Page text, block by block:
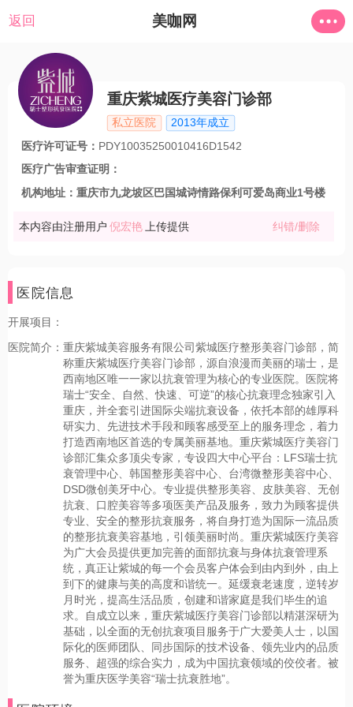
返回 美咖网
重庆紫城医疗美容门诊部
私立医院
2013年成立
医疗许可证号： PDY10035250010416D1542
医疗广告审查证明：
机构地址：重庆市九龙坡区巴国城诗情路保利可爱岛商业1号楼
本内容由注册用户 倪宏艳上传提供 纠错/删除
医院信息
开展项目：
医院简介： 重庆紫城美容服务有限公司紫城医疗整形美容门诊部，简
称重庆紫城医疗美容门诊部，源自浪漫而美丽的瑞士，是
西南地区唯一一家以抗衰管理为核心的专业医院。医院将
瑞士“安全、自然、快速、可逆”的核心抗衰理念独家引入
重庆，并全套引进国际尖端抗衰设备，依托本部的雄厚科
研实力、先进技术手段和顾客感受至上的服务理念，着力
打造西南地区首选的专属美丽基地。重庆紫城医疗美容门
诊部汇集众多顶尖专家，专设四大中心平台：LFS瑞士抗
衰管理中心、韩国整形美容中心、台湾微整形美容中心、
DSD微创美牙中心。专业提供整形美容、皮肤美容、无创
抗衰、口腔美容等多项医美产品及服务，致力为顾客提供
专业、安全的整形抗衰服务，将自身打造为国际一流品质
的整形抗衰美容基地，引领美丽时尚。重庆紫城医疗美容
为广大会员提供更加完善的面部抗衰与身体抗衰管理系
统，真正让紫城的每一个会员客户体会到由内到外，由上
到下的健康与美的高度和谐统一。延缓衰老速度，逆转岁
月时光，提高生活品质，创建和谐家庭是我们毕生的追
求。自成立以来，重庆紫城医疗美容门诊部以精湛深研为
基础，以全面的无创抗衰项目服务于广大爱美人士，以国
际化的医师团队、同步国际的技术设备、领先业内的品质
服务、超强的综合实力，成为中国抗衰领域的佼佼者。被
誉为重庆医学美容“瑞士抗衰胜地”。